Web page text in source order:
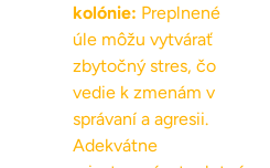
kolónie: Preplnené
úle môžu vytvárať
zbytočný stres, čo
vedie k zmenám v
správaní a agresii.
Adekvátne